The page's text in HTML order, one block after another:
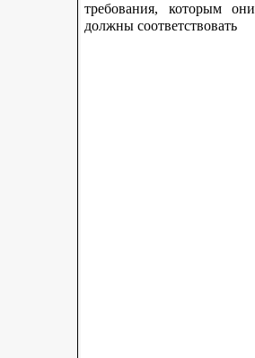
требования, которым они
должны соответствовать